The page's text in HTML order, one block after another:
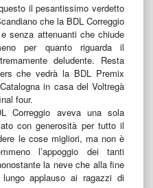
il pesantissimo verdetto
che la BDL Correggio
senza attenuanti che chiude
per quanto riguarda il
deludente. Resta
che vedrà la BDL Premix
in casa del Voltregà
four.
Correggio aveva una sola
con generosità per tutto il
le cose migliori, ma non è
l’appoggio dei tanti
la neve che alla fine
applauso ai ragazzi di